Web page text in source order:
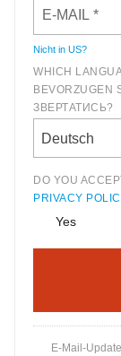
Nicht in US?
WHICH
ЗВЕРТАТИСЬ?
Deutsch
DO YOU
PRIVACY
Yes
E-Mail-